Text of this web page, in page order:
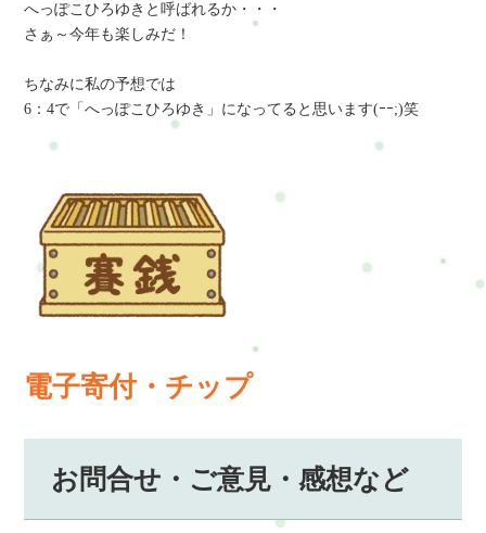
へっぽこひろゆきと呼ばれるか・・・
さぁ～今年も楽しみだ！
ちなみに私の予想では
6：4で「へっぽこひろゆき」になってると思います(ｰｰ;)笑
電子寄付・チップ
お問合せ・ご意見・感想など